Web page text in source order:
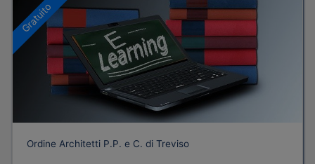
Gratuito
Ordine Architetti P.P. e C. di Treviso